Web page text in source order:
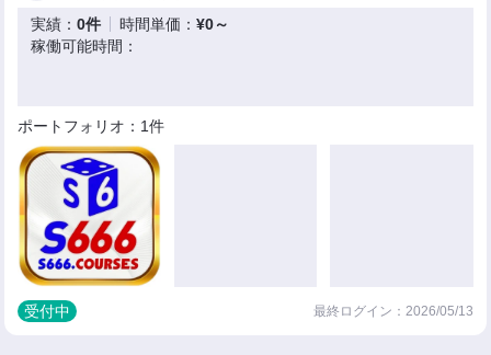
実績：0件 時間単価：¥0～
稼働可能時間：
ポートフォリオ：1件
受付中 最終ログイン：2026/05/13